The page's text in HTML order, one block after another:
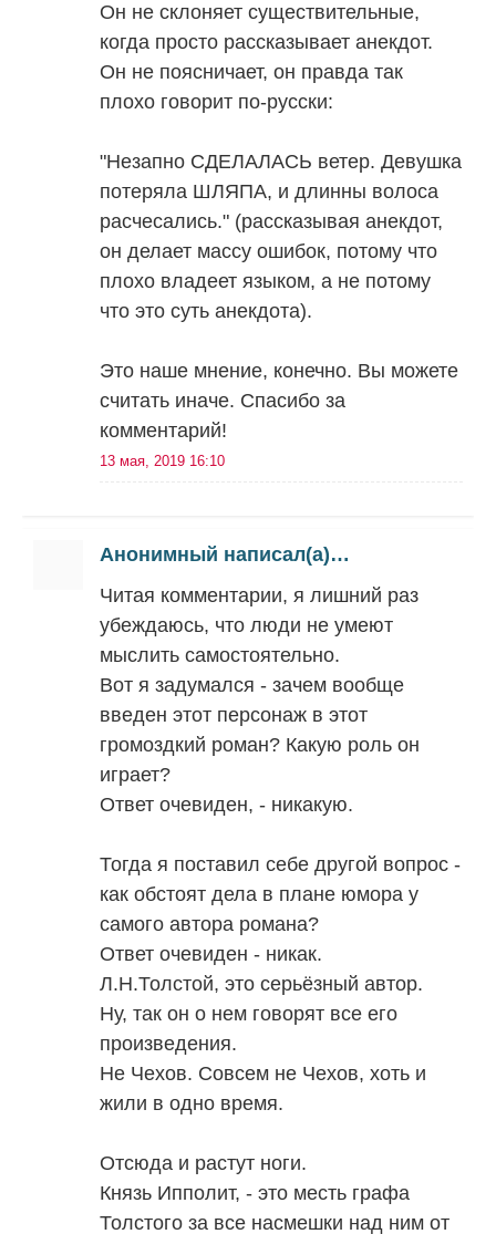
Он не склоняет существительные,
когда просто рассказывает анекдот.
Он не поясничает, он правда так
плохо говорит по-русски:
"Незапно СДЕЛАЛАСЬ ветер. Девушка
потеряла ШЛЯПА, и длинны волоса
расчесались." (рассказывая анекдот,
он делает массу ошибок, потому что
плохо владеет языком, а не потому
что это суть анекдота).
Это наше мнение, конечно. Вы можете
считать иначе. Спасибо за
комментарий!
13 мая, 2019 16:10
Анонимный написал(а)…
Читая комментарии, я лишний раз
убеждаюсь, что люди не умеют
мыслить самостоятельно.
Вот я задумался - зачем вообще
введен этот персонаж в этот
громоздкий роман? Какую роль он
играет?
Ответ очевиден, - никакую.
Тогда я поставил себе другой вопрос -
как обстоят дела в плане юмора у
самого автора романа?
Ответ очевиден - никак.
Л.Н.Толстой, это серьёзный автор.
Ну, так он о нем говорят все его
произведения.
Не Чехов. Совсем не Чехов, хоть и
жили в одно время.
Отсюда и растут ноги.
Князь Ипполит, - это месть графа
Толстого за все насмешки над ним от